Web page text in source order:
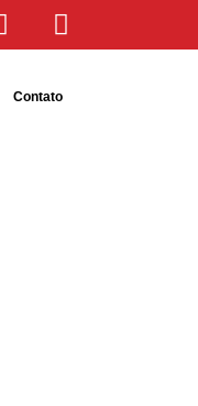
Contato